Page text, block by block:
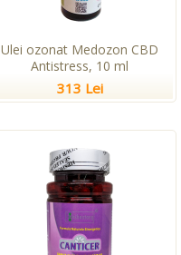
Ulei ozonat Medozon CBD
Antistress, 10 ml
313 Lei